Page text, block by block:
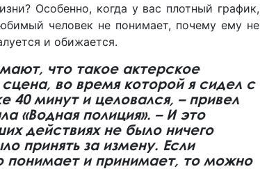
Особенно, когда у вас плотный график,
человек не понимает, почему ему не
и обижается.
что такое актерское
во время которой я сидел с
40 минут и целовался, – привел
«Водная полиция». – И это
действиях не было ничего
принять за измену. Если
понимает и принимает, то можно